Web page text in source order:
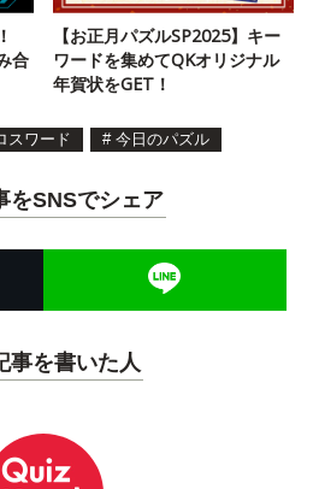
合
【お正月パズルSP2025】キー
ワードを集めてQKオリジナル
年賀状をGET！
スワード # 今日のパズル
をSNSでシェア
事を書いた人